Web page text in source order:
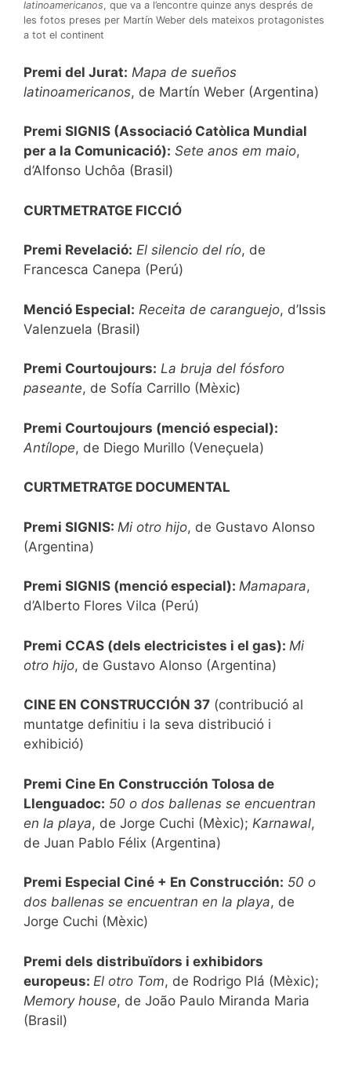
latinoamericanos, que va a l’encontre quinze anys després de
les fotos preses per Martín Weber dels mateixos protagonistes
a tot el continent
Premi del Jurat: Mapa de sueños
latinoamericanos, de Martín Weber (Argentina)
Premi SIGNIS (Associació Catòlica Mundial
per a la Comunicació): Sete anos em maio,
d’Alfonso Uchôa (Brasil)
CURTMETRATGE FICCIÓ
Premi Revelació: El silencio del río, de
Francesca Canepa (Perú)
Menció Especial: Receita de caranguejo, d’Issis
Valenzuela (Brasil)
Premi Courtoujours: La bruja del fósforo
paseante, de Sofía Carrillo (Mèxic)
Premi Courtoujours (menció especial):
Antílope, de Diego Murillo (Veneçuela)
CURTMETRATGE DOCUMENTAL
Premi SIGNIS: Mi otro hijo, de Gustavo Alonso
(Argentina)
Premi SIGNIS (menció especial): Mamapara,
d’Alberto Flores Vilca (Perú)
Premi CCAS (dels electricistes i el gas): Mi
otro hijo, de Gustavo Alonso (Argentina)
CINE EN CONSTRUCCIÓN 37 (contribució al
muntatge definitiu i la seva distribució i
exhibició)
Premi Cine En Construcción Tolosa de
Llenguadoc: 50 o dos ballenas se encuentran
en la playa, de Jorge Cuchi (Mèxic); Karnawal,
de Juan Pablo Félix (Argentina)
Premi Especial Ciné + En Construcción: 50 o
dos ballenas se encuentran en la playa, de
Jorge Cuchi (Mèxic)
Premi dels distribuïdors i exhibidors
europeus: El otro Tom, de Rodrigo Plá (Mèxic);
Memory house, de João Paulo Miranda Maria
(Brasil)